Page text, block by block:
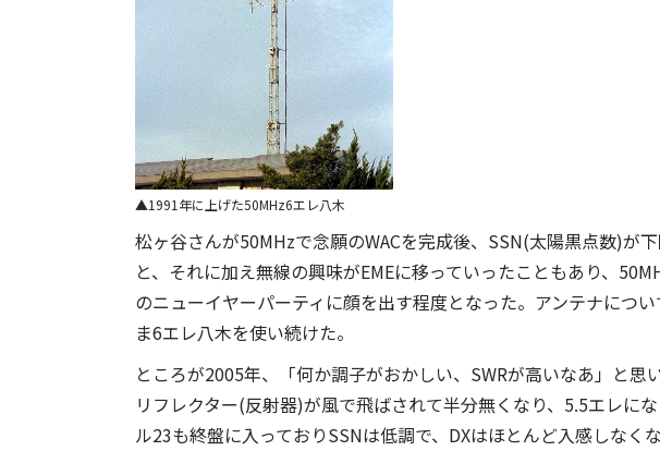
1991年に上げた50MHz6エレ八木
松ヶ谷さんが50MHzで念願のWACを完成後、SSN(太陽黒点数)が
と、それに加え無線の興味がEMEに移っていったこともあり、
のニューイヤーパーティに顔を出す程度となった。アンテナにつ
ま6エレ八木を使い続けた。
ところが2005年、「何か調子がおかしい、SWRが高いなあ」と思
リフレクター(反射器)が風で飛ばされて半分無くなり、5.5エレに
ル23も終盤に入っておりSSNは低調で、DXはほとんど入感しなく